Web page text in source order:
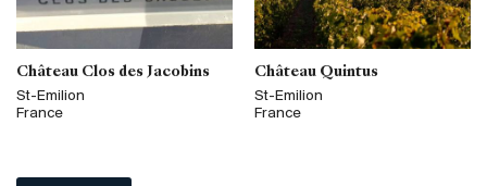
Château Clos des Jacobins
St-Emilion
France
Château Quintus
St-Emilion
France